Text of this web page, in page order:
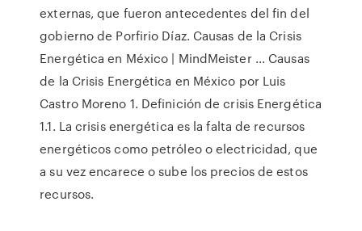
externas, que fueron antecedentes del fin del
gobierno de Porfirio Díaz. Causas de la Crisis
Energética en México | MindMeister ... Causas
de la Crisis Energética en México por Luis
Castro Moreno 1. Definición de crisis Energética
1.1. La crisis energética es la falta de recursos
energéticos como petróleo o electricidad, que
a su vez encarece o sube los precios de estos
recursos.